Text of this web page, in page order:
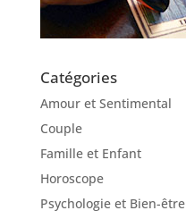
Catégories
Amour et Sentimental
Couple
Famille et Enfant
Horoscope
Psychologie et Bien-être